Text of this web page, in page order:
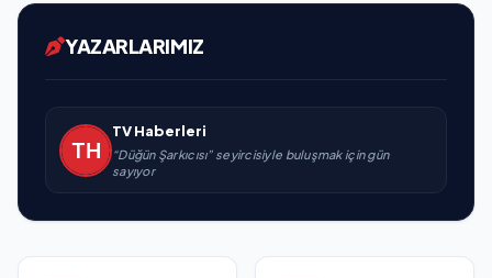
YAZARLARIMIZ
TV Haberleri
“Düğün Şarkıcısı” seyircisiyle buluşmak için gün
sayıyor